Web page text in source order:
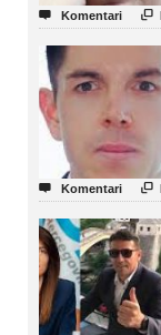
 Komentari 
 Komentari 